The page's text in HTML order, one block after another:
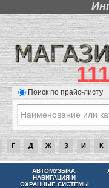
Поиск по прайс-листу
Г Д Ж З И К
АВТОМУЗЫКА,
НАВИГАЦИЯ И
ОХРАННЫЕ СИСТЕМЫ